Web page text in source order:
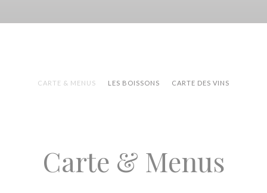
CARTE & MENUS LES BOISSONS CARTE DES VINS
Carte & Menus